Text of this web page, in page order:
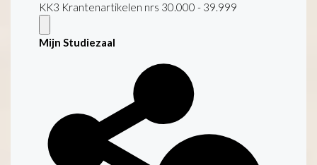
KK3 Krantenartikelen nrs 30.000 - 39.999
Mijn Studiezaal